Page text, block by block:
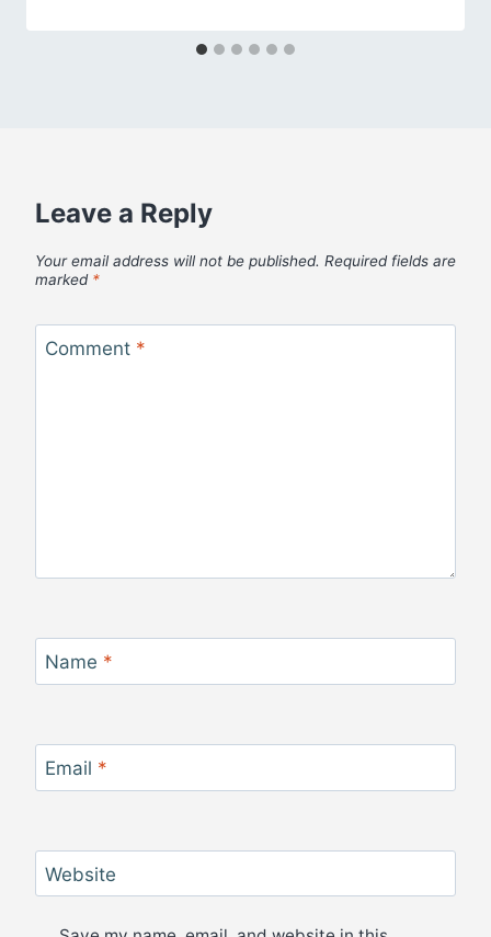
Leave a Reply
Your email address will not be published. Required fields are
marked *
Comment *
Name *
Email *
Website